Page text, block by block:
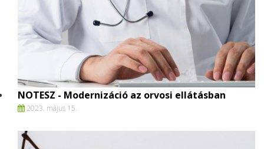
NOTESZ - Modernizáció az orvosi ellátásban
2023. május 15.